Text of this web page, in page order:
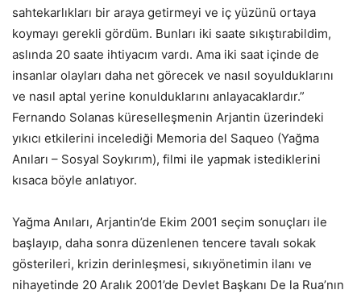
sahtekarlıkları bir araya getirmeyi ve iç yüzünü ortaya
koymayı gerekli gördüm. Bunları iki saate sıkıştırabildim,
aslında 20 saate ihtiyacım vardı. Ama iki saat içinde de
insanlar olayları daha net görecek ve nasıl soyulduklarını
ve nasıl aptal yerine konulduklarını anlayacaklardır.”
Fernando Solanas küreselleşmenin Arjantin üzerindeki
yıkıcı etkilerini incelediği Memoria del Saqueo (Yağma
Anıları – Sosyal Soykırım), filmi ile yapmak istediklerini
kısaca böyle anlatıyor.
Yağma Anıları, Arjantin’de Ekim 2001 seçim sonuçları ile
başlayıp, daha sonra düzenlenen tencere tavalı sokak
gösterileri, krizin derinleşmesi, sıkıyönetimin ilanı ve
nihayetinde 20 Aralık 2001’de Devlet Başkanı De la Rua’nın